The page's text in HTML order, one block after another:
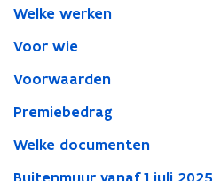
tot
met
juni
2025
Welke werken
Voor wie
Voorwaarden
Premiebedrag
Welke documenten